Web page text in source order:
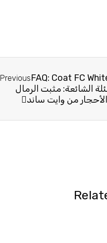
PreviousFAQ: Coat FC
الشائعة: مثبت الرمال
من وايت ساند